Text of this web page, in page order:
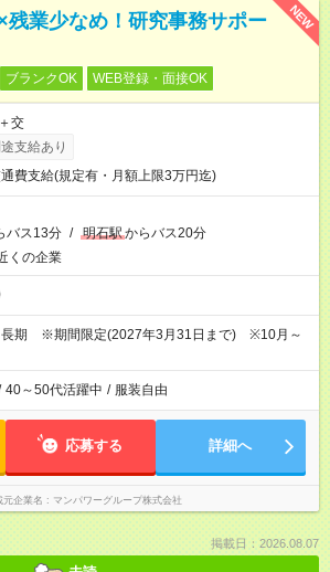
NEW
残業少なめ！研究事務サポー
ブランクOK WEB登録・面接OK
交
支給あり
費支給(規定有・月額上限3万円迄)
バス13分 / 明石駅からバス20分
くの企業
長期 ※期間限定(2027年3月31日まで) ※10月～
40～50代活躍中 / 服装自由
応募する 詳細へ
元企業名 マンパワーグループ株式会社
掲載日：2026.08.07